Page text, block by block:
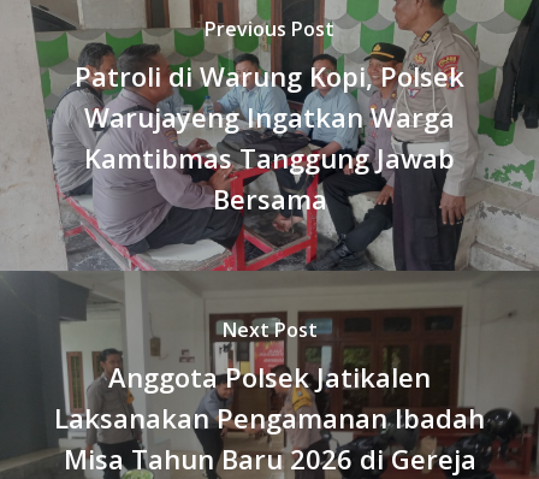
Previous Post
Patroli di Warung Kopi, Polsek
Warujayeng Ingatkan Warga
Kamtibmas Tanggung Jawab
Bersama
Next Post
Anggota Polsek Jatikalen
Laksanakan Pengamanan Ibadah
Misa Tahun Baru 2026 di Gereja